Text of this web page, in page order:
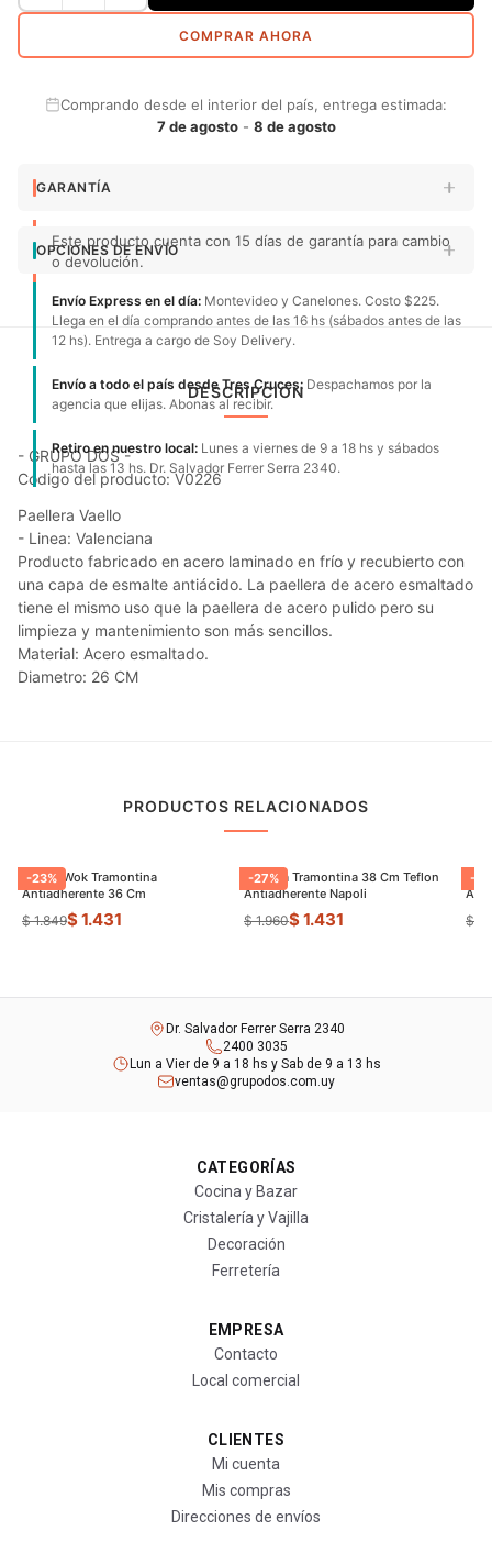
COMPRAR AHORA
Comprando desde el interior del país, entrega estimada:
7 de agosto- 8 de agosto
GARANTÍA
Este producto cuenta con 15 días de garantía para cambio
o devolución.
OPCIONES DE ENVÍO
Envío Express en el día: Montevideo y Canelones. Costo $225.
Llega en el día comprando antes de las 16 hs (sábados antes de las
12 hs). Entrega a cargo de Soy Delivery.
Envío a todo el país desde Tres Cruces: Despachamos por la
agencia que elijas. Abonas al recibir.
Retiro en nuestro local: Lunes a viernes de 9 a 18 hs y sábados
hasta las 13 hs. Dr. Salvador Ferrer Serra 2340.
DESCRIPCIÓN
- GRUPO DOS -
Código del producto: V0226
Paellera Vaello
- Linea: Valenciana
Producto fabricado en acero laminado en frío y recubierto con
una capa de esmalte antiácido. La paellera de acero esmaltado
tiene el mismo uso que la paellera de acero pulido pero su
limpieza y mantenimiento son más sencillos.
Material: Acero esmaltado.
Diametro: 26 CM
PRODUCTOS RELACIONADOS
-23%
Sarten Wok Tramontina
Antiadherente 36 Cm
$ 1.849$ 1.431
-27%
Paellera Tramontina 38 Cm Teflon
Antiadherente Napoli
$ 1.960$ 1.431
-
$
Dr. Salvador Ferrer Serra 2340
2400 3035
Lun a Vier de 9 a 18 hs y Sab de 9 a 13 hs
ventas@grupodos.com.uy
CATEGORÍAS
Cocina y Bazar
Cristalería y Vajilla
Decoración
Ferretería
EMPRESA
Contacto
Local comercial
CLIENTES
Mi cuenta
Mis compras
Direcciones de envíos